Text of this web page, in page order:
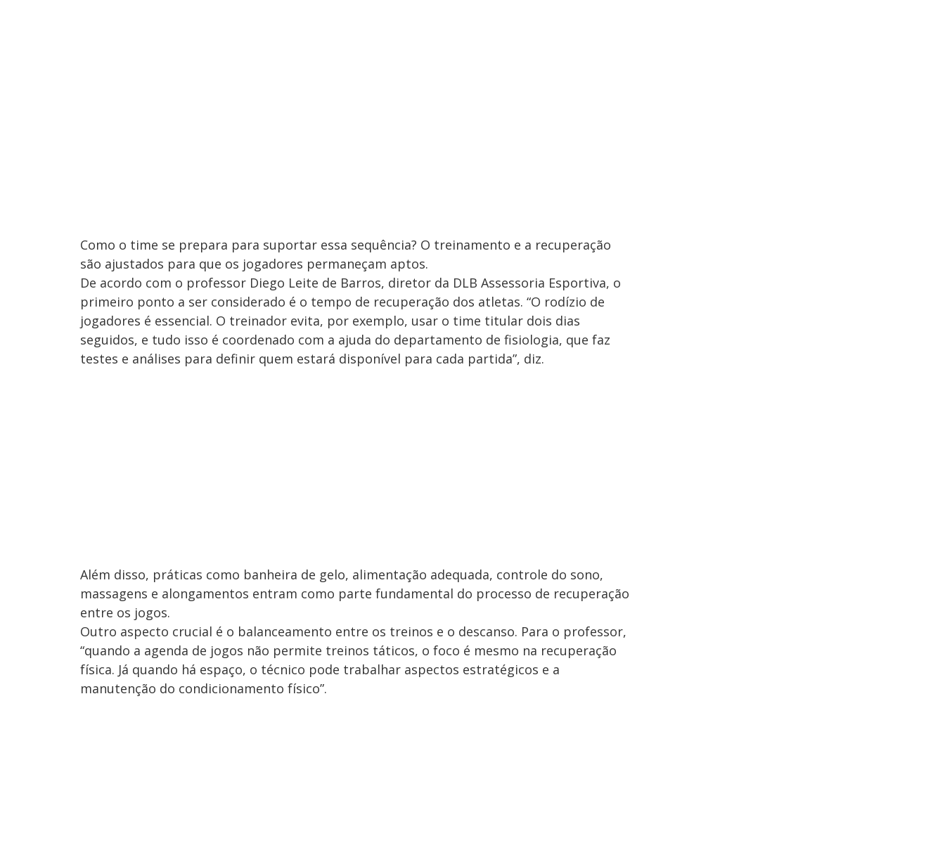
Como o time se prepara para suportar essa sequência? O treinamento e a recuperação
são ajustados para que os jogadores permaneçam aptos.
De acordo com o professor Diego Leite de Barros, diretor da DLB Assessoria Esportiva, o
primeiro ponto a ser considerado é o tempo de recuperação dos atletas. “O rodízio de
jogadores é essencial. O treinador evita, por exemplo, usar o time titular dois dias
seguidos, e tudo isso é coordenado com a ajuda do departamento de fisiologia, que faz
testes e análises para definir quem estará disponível para cada partida”, diz.
Além disso, práticas como banheira de gelo, alimentação adequada, controle do sono,
massagens e alongamentos entram como parte fundamental do processo de recuperação
entre os jogos.
Outro aspecto crucial é o balanceamento entre os treinos e o descanso. Para o professor,
“quando a agenda de jogos não permite treinos táticos, o foco é mesmo na recuperação
física. Já quando há espaço, o técnico pode trabalhar aspectos estratégicos e a
manutenção do condicionamento físico”.